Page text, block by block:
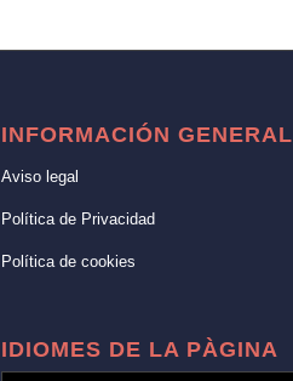
INFORMACIÓN GENERAL
Aviso legal
Política de Privacidad
Política de cookies
IDIOMES DE LA PÀGINA